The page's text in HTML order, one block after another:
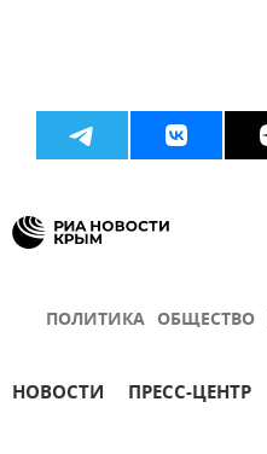
ПОЛИТИКА ОБЩЕСТВО
НОВОСТИ ПРЕСС-ЦЕНТР